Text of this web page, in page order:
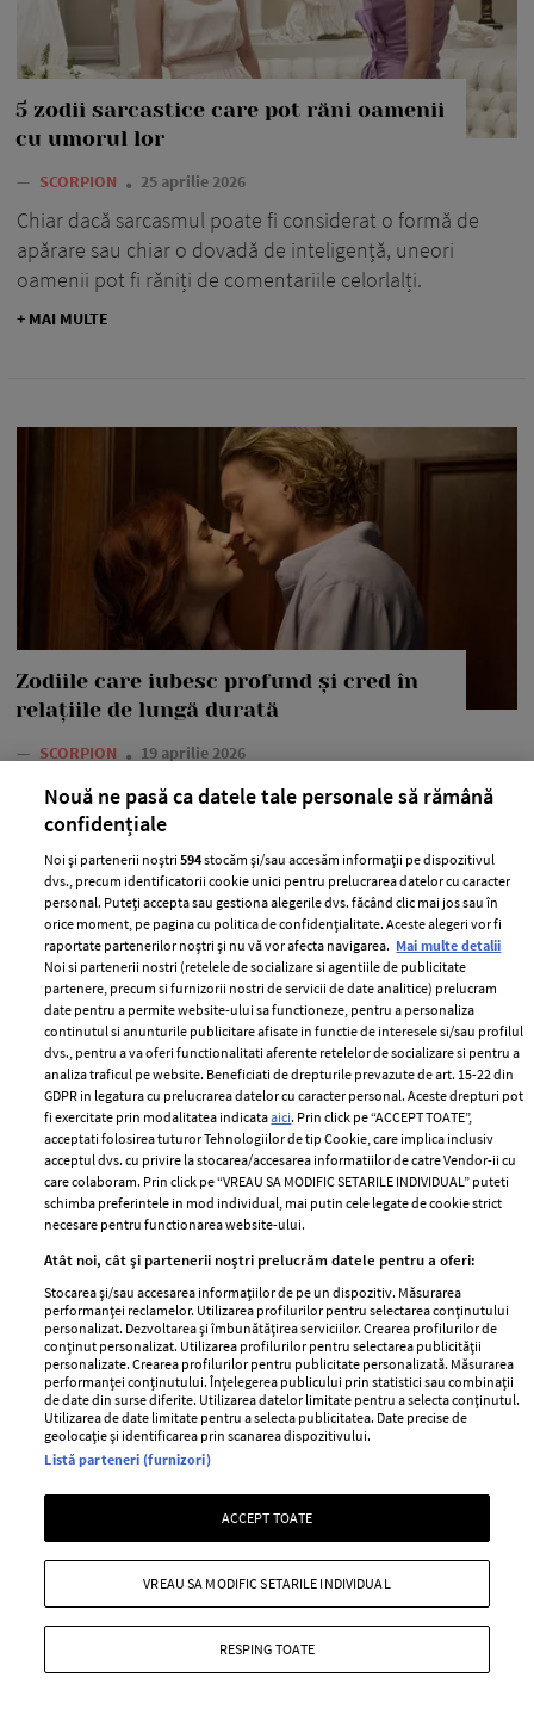
5 zodii sarcastice care pot răni oamenii
cu umorul lor
— SCORPION 25 aprilie 2026
Chiar dacă sarcasmul poate fi considerat o formă de
apărare sau chiar o dovadă de inteligență, uneori
oamenii pot fi răniți de comentariile celorlalți.
+ MAI MULTE
Zodiile care iubesc profund și cred în
relațiile de lungă durată
— SCORPION 19 aprilie 2026
Deși pot întâmpina situații care anunță sfârșitul unei
relații, aceste zodii aleg să rămână alături de partenerul
lor datorită conexiunii profunde pe care au construit-o
în timp.
+ MAI MULTE
Zodiile care nu împărtășesc detalii
despre viața privată
SCORPION 15 aprilie 2026
Dacă obișnuiești să nu dezvălui prea multe detalii din
viața privată, zodia ta se regăsește în lista de mai jos.
+ MAI MULTE
Nouă ne pasă ca datele tale personale să rămână
confidențiale
Noi și partenerii noștri594stocăm și/sau accesăm informații pe dispozitivul
dvs., precum identificatorii cookie unici pentru prelucrarea datelor cu caracter
personal. Puteți accepta sau gestiona alegerile dvs. făcând clic mai jos sau în
orice moment, pe pagina cu politica de confidențialitate. Aceste alegeri vor fi
raportate partenerilor noștri și nu vă vor afecta navigarea. Mai multe detalii
Noi si partenerii nostri (retelele de socializare si agentiile de publicitate
partenere, precum si furnizorii nostri de servicii de date analitice) prelucram
date pentru a permite website-ului sa functioneze, pentru a personaliza
continutul si anunturile publicitare afisate in functie de interesele si/sau profilul
dvs., pentru a va oferi functionalitati aferente retelelor de socializare si pentru a
analiza traficul pe website. Beneficiati de drepturile prevazute de art. 15-22 din
GDPR in legatura cu prelucrarea datelor cu caracter personal. Aceste drepturi pot
fi exercitate prin modalitatea indicataaici. Prin click pe “ACCEPT TOATE”,
acceptati folosirea tuturor Tehnologiilor de tip Cookie, care implica inclusiv
acceptul dvs. cu privire la stocarea/accesarea informatiilor de catre Vendor-ii cu
care colaboram. Prin click pe “VREAU SA MODIFIC SETARILE INDIVIDUAL” puteti
schimba preferintele in mod individual, mai putin cele legate de cookie strict
necesare pentru functionarea website-ului.
Atât noi, cât și partenerii noștri prelucrăm datele pentru a oferi:
Stocarea și/sau accesarea informațiilor de pe un dispozitiv. Măsurarea
performanței reclamelor. Utilizarea profilurilor pentru selectarea conținutului
personalizat. Dezvoltarea și îmbunătățirea serviciilor. Crearea profilurilor de
conținut personalizat. Utilizarea profilurilor pentru selectarea publicității
personalizate. Crearea profilurilor pentru publicitate personalizată. Măsurarea
performanței conținutului. Înțelegerea publicului prin statistici sau combinații
de date din surse diferite. Utilizarea datelor limitate pentru a selecta conținutul.
Utilizarea de date limitate pentru a selecta publicitatea. Date precise de
geolocație și identificarea prin scanarea dispozitivului.
Listă parteneri (furnizori)
ACCEPT TOATE
RESPING TOATE
VREAU SA MODIFIC SETARILE INDIVIDUAL